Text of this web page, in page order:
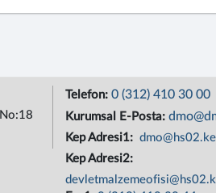
Telefon: 0 (312) 410 30 00
Kurumsal E-Posta:
Kep Adresi1:
Kep Adresi2: